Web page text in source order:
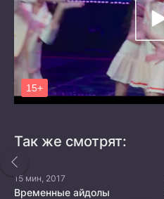
Так же смотрят:
15 мин, 2017
Временные айдолы